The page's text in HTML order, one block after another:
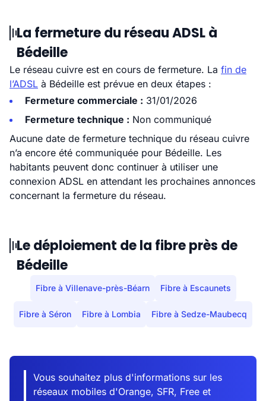
La fermeture du réseau ADSL à
Bédeille
Le réseau cuivre est en cours de fermeture. La fin de
l’ADSL à Bédeille est prévue en deux étapes :
Fermeture commerciale : 31/01/2026
Fermeture technique : Non communiqué
Aucune date de fermeture technique du réseau cuivre
n’a encore été communiquée pour Bédeille. Les
habitants peuvent donc continuer à utiliser une
connexion ADSL en attendant les prochaines annonces
concernant la fermeture du réseau.
Le déploiement de la fibre près de
Bédeille
Fibre à Villenave-près-Béarn Fibre à Escaunets
Fibre à Séron Fibre à Lombia Fibre à Sedze-Maubecq
Vous souhaitez plus d'informations sur les
réseaux mobiles d'Orange, SFR, Free et